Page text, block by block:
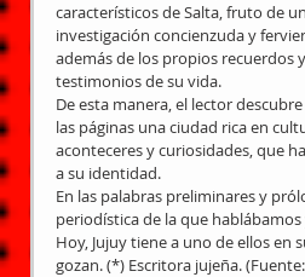
característicos de Salta, fruto de
investigación concienzuda y
además de los propios recuerdos y
testimonios de su vida.
De esta manera, el lector
las páginas una ciudad rica en
aconteceres y curiosidades, que
a su identidad.
En las palabras preliminares y
periodística de la que
Hoy, Jujuy tiene a uno de ellos
gozan. (*) Escritora jujeña.